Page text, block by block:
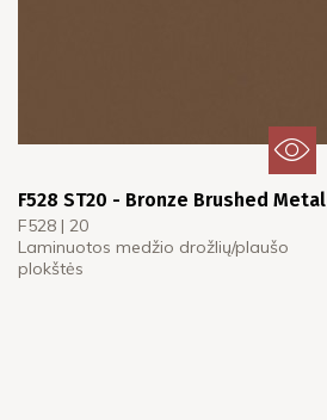
F528 ST20 - Bronze Brushed Metal
F528 | 20
Laminuotos medžio drožlių/plaušo
plokštės